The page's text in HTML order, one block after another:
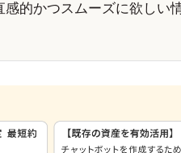
感的かつスムーズに欲しい